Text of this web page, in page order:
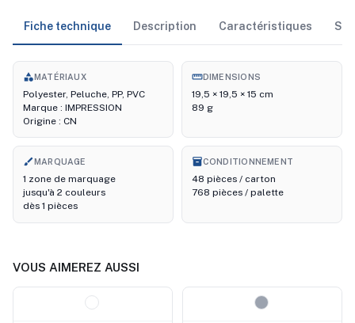
Fiche technique Description Caractéristiques
categoryMATÉRIAUX
Polyester, Peluche, PP, PVC
Marque : IMPRESSION
Origine : CN
straightenDIMENSIONS
19,5 × 19,5 × 15 cm
89 g
brushMARQUAGE
1 zone de marquage
jusqu'à 2 couleurs
dès 1 pièces
inventory_2
CONDITIONNEMENT
48 pièces / carton
768 pièces / palette
VOUS AIMEREZ AUSSI